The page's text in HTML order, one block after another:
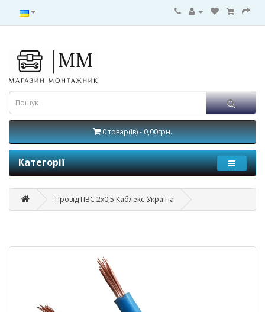
0 товар(ів) - 0,00грн.
Категорії
Провід ПВС 2x0,5 Каблекс-Україна